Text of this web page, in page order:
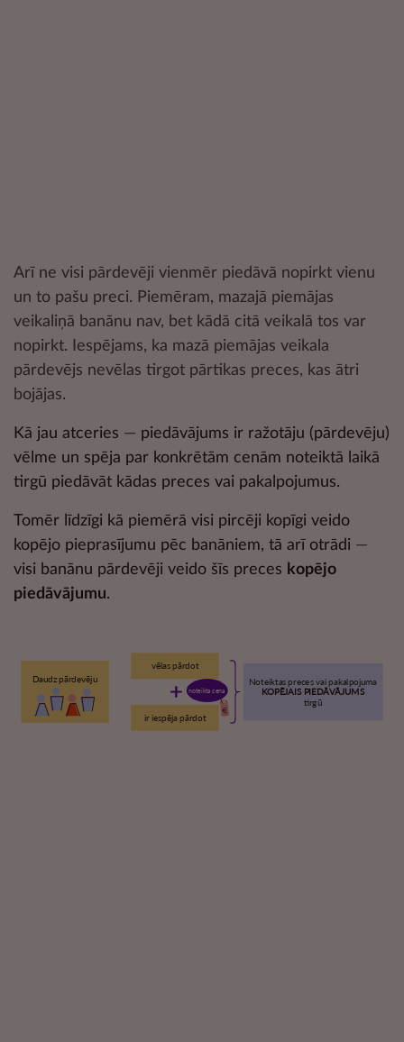
Arī ne visi pārdevēji vienmēr piedāvā nopirkt vienu
un to pašu preci. Piemēram, mazajā piemājas
veikaliņā banānu nav, bet kādā citā veikalā tos var
nopirkt. Iespējams, ka mazā piemājas veikala
pārdevējs nevēlas tirgot pārtikas preces, kas ātri
bojājas.
Kā jau atceries — piedāvājums ir ražotāju (pārdevēju)
vēlme un spēja par konkrētām cenām noteiktā laikā
tirgū piedāvāt kādas preces vai pakalpojumus.
Tomēr līdzīgi kā piemērā visi pircēji kopīgi veido
kopējo pieprasījumu pēc banāniem, tā arī otrādi —
visi banānu pārdevēji veido šīs preces kopējo
piedāvājumu.